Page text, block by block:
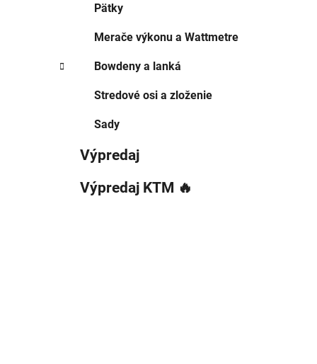
Pätky
Merače výkonu a Wattmetre
Bowdeny a lanká
Stredové osi a zloženie
Sady
Výpredaj
Výpredaj KTM 🔥